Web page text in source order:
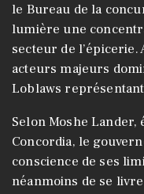
le Bureau de la
lumière une
secteur de
acteurs majeurs
Loblaws
Selon Moshe Lander,
Concordia, le
conscience de ses
néanmoins de se